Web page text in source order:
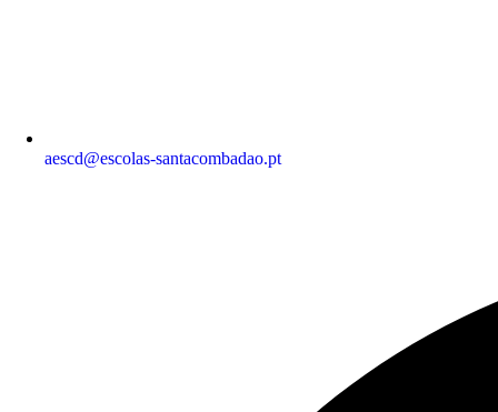
aescd@escolas-santacombadao.pt